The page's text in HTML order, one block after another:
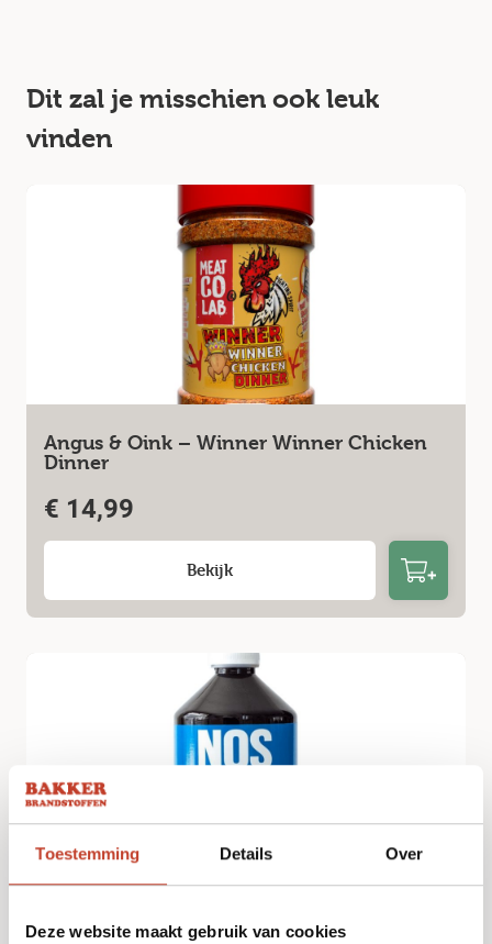
Toestemming Details Over
Deze website maakt gebruik van cookies
Dit zal je misschien ook leuk
vinden
Angus & Oink – Winner Winner Chicken
Dinner
€ 14,99
Bekijk